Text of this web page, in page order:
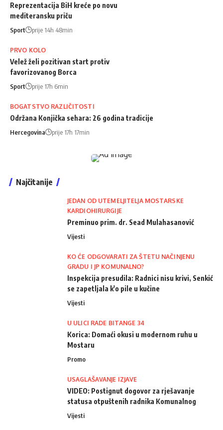
Reprezentacija BiH kreće po novu
mediteransku priču
Sport prije 14h 48min
PRVO KOLO
Velež želi pozitivan start protiv
favorizovanog Borca
Sport prije 17h 6min
BOGATSTVO RAZLIČITOSTI
Održana Konjička sehara: 26 godina tradicije
Hercegovina prije 17h 17min
Najčitanije
JEDAN OD UTEMELJITELJA MOSTARSKE
KARDIOHIRURGIJE
Preminuo prim. dr. Sead Mulahasanović
Vijesti
KO ĆE ODGOVARATI ZA ŠTETU NAČINJENU
GRADU I JP KOMUNALNO?
Inspekcija presudila: Radnici nisu krivi, Senkić
se zapetljala k'o pile u kučine
Vijesti
U ULICI RADE BITANGE 34
Korica: Domaći okusi u modernom ruhu u
Mostaru
Promo
USAGLAŠAVANJE IZJAVE
VIDEO: Postignut dogovor za rješavanje
statusa otpuštenih radnika Komunalnog
Vijesti